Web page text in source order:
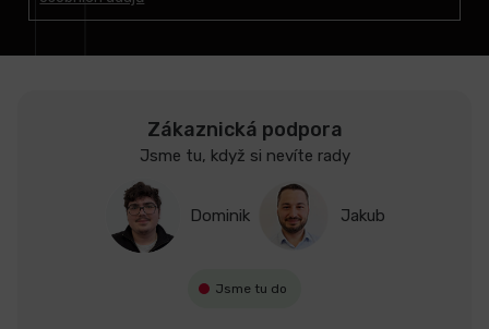
Zákaznická podpora
Jsme tu, když si nevíte rady
Dominik Jakub
Jsme tu do